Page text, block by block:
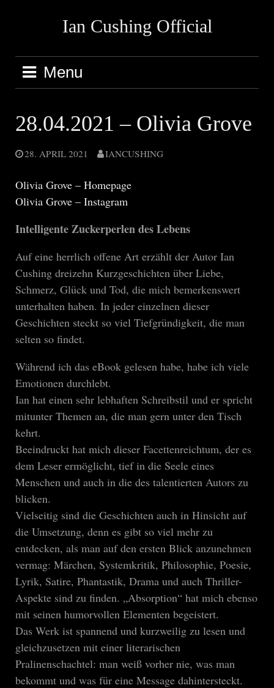
Ian Cushing Official
Menu
28.04.2021 – Olivia Grove
28. APRIL 2021 IANCUSHING
Olivia Grove – Homepage
Olivia Grove – Instagram
Intelligente Zuckerperlen des Lebens
Auf eine herrlich offene Art erzählt der Autor Ian
Cushing dreizehn Kurzgeschichten über Liebe,
Schmerz, Glück und Tod, die mich bemerkenswert
unterhalten haben. In jeder einzelnen dieser
Geschichten steckt so viel Tiefgründigkeit, die man
selten so findet.
Während ich das eBook gelesen habe, habe ich viele
Emotionen durchlebt.
Ian hat einen sehr lebhaften Schreibstil und er spricht
mitunter Themen an, die man gern unter den Tisch
kehrt.
Beeindruckt hat mich dieser Facettenreichtum, der es
dem Leser ermöglicht, tief in die Seele eines
Menschen und auch in die des talentierten Autors zu
blicken.
Vielseitig sind die Geschichten auch in Hinsicht auf
die Umsetzung, denn es gibt so viel mehr zu
entdecken, als man auf den ersten Blick anzunehmen
vermag: Märchen, Systemkritik, Philosophie, Poesie,
Lyrik, Satire, Phantastik, Drama und auch Thriller-
Aspekte sind zu finden. „Absorption“ hat mich ebenso
mit seinen humorvollen Elementen begeistert.
Das Werk ist spannend und kurzweilig zu lesen und
gleichzusetzen mit einer literarischen
Pralinenschachtel: man weiß vorher nie, was man
bekommt und was für eine Message dahintersteckt.